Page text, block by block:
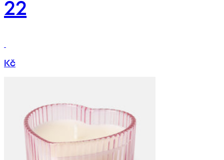
22
Kč